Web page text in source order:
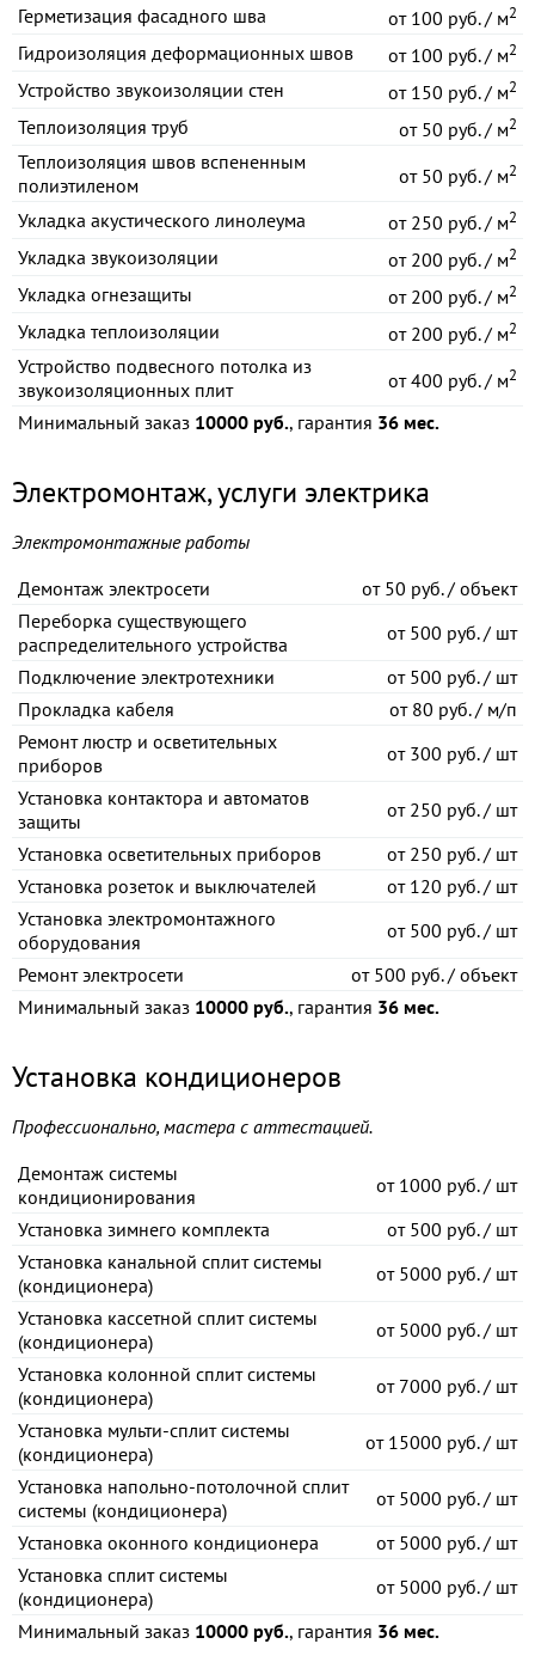
Герметизация фасадного шва от100 руб. / м2
Гидроизоляция деформационных швов от100 руб. / м2
Устройство звукоизоляции стен от150 руб. / м2
Теплоизоляция труб от50 руб. / м2
Теплоизоляция швов вспененным
полиэтиленом
от50 руб. / м2
Укладка акустического линолеума от250 руб. / м2
Укладка звукоизоляции от200 руб. / м2
Укладка огнезащиты от200 руб. / м2
Укладка теплоизоляции от200 руб. / м2
Устройство подвесного потолка из
звукоизоляционных плит
от400 руб. / м2
Минимальный заказ 10000 руб., гарантия 36 мес.
Электромонтаж, услуги электрика
Электромонтажные работы
Демонтаж электросети
от50 руб. / объект
Переборка существующего
распределительного устройства
от500 руб. / шт
Подключение электротехники
от500 руб. / шт
Прокладка кабеля
от80 руб. / м/п
Ремонт люстр и осветительных
приборов
от300 руб. / шт
Установка контактора и автоматов
защиты
от250 руб. / шт
Установка осветительных приборов
от250 руб. / шт
Установка розеток и выключателей
от120 руб. / шт
Установка электромонтажного
оборудования
от500 руб. / шт
Ремонт электросети
от500 руб. / объект
Минимальный заказ 10000 руб., гарантия 36 мес.
Установка кондиционеров
Профессионально, мастера с аттестацией.
Демонтаж системы
кондиционирования
от1000 руб. / шт
Установка зимнего комплекта
от500 руб. / шт
Установка канальной сплит системы
(кондиционера)
от5000 руб. / шт
Установка кассетной сплит системы
(кондиционера)
от5000 руб. / шт
Установка колонной сплит системы
(кондиционера)
от7000 руб. / шт
Установка мульти-сплит системы
(кондиционера)
от15000 руб. / шт
Установка напольно-потолочной сплит
системы (кондиционера)
от5000 руб. / шт
Установка оконного кондиционера
от5000 руб. / шт
Установка сплит системы
(кондиционера)
от5000 руб. / шт
Минимальный заказ 10000 руб., гарантия 36 мес.